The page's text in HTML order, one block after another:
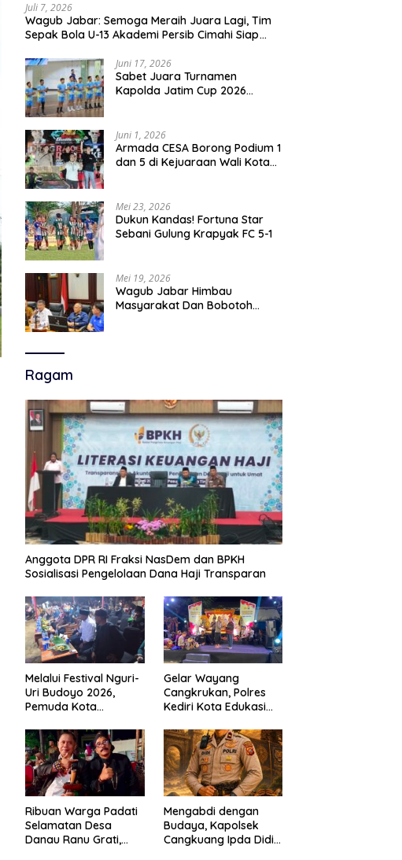
Juli 7, 2026
Wagub Jabar: Semoga Meraih Juara Lagi, Tim
Sepak Bola U-13 Akademi Persib Cimahi Siap
Juni 17, 2026
Sabet Juara Turnamen
Kapolda Jatim Cup 2026
Membanggakan
Juni 1, 2026
Armada CESA Borong Podium 1
dan 5 di Kejuaraan Wali Kota
Mei 23, 2026
Dukun Kandas! Fortuna Star
Sebani Gulung Krapyak FC 5-1
Mei 19, 2026
Wagub Jabar Himbau
Masyarakat Dan Bobotoh
Ragam
Anggota DPR RI Fraksi NasDem dan BPKH
Sosialisasi Pengelolaan Dana Haji Transparan
Melalui Festival Nguri-
Uri Budoyo 2026,
Pemuda Kota
Karakter Kebudayaan
dan Bebas Narkoba
Gelar Wayang
Cangkrukan, Polres
Kediri Kota Edukasi
Seni Budaya
Ribuan Warga Padati
Selamatan Desa
Danau Ranu Grati,
Mengabdi dengan
Budaya, Kapolsek
Cangkuang Ipda Didi